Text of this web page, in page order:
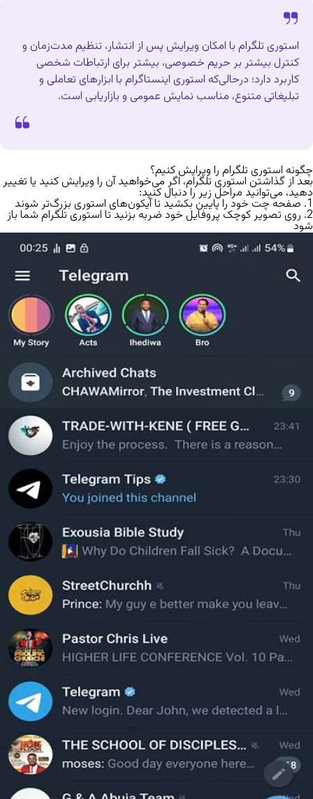
استوری تلگرام با امکان ویرایش پس از انتشار، تنظیم مدت‌زمان و
کنترل بیشتر بر حریم خصوصی، بیشتر برای ارتباطات شخصی
کاربرد دارد؛ درحالی‌که استوری اینستاگرام با ابزارهای تعاملی و
تبلیغاتی متنوع، مناسب نمایش عمومی و بازاریابی است.
چگونه استوری تلگرام را ویرایش کنیم؟
بعد از گذاشتن استوری تلگرام، اگر می‌خواهید آن را ویرایش کنید یا تغییر
دهید، می‌توانید مراحل زیر را دنبال کنید:
1. صفحه چت خود را پایین بکشید تا آیکون‌های استوری بزرگ‌تر شوند
2. روی تصویر کوچک پروفایل خود ضربه بزنید تا استوری تلگرام شما باز
شود